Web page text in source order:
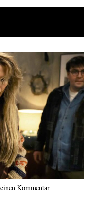
einen Kommentar